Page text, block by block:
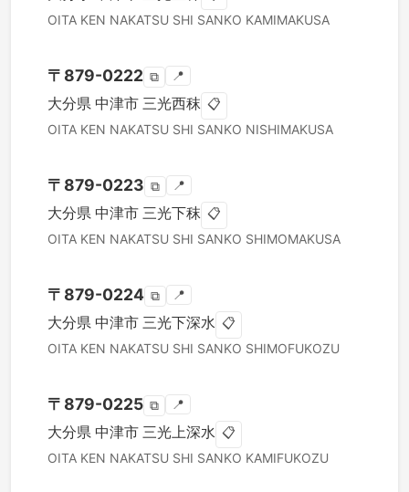
OITA KEN NAKATSU SHI SANKO KAMIMAKUSA
〒 879-0222 ⧉ 📍
大分県 中津市 三光西秣 📋
OITA KEN NAKATSU SHI SANKO NISHIMAKUSA
〒 879-0223 ⧉ 📍
大分県 中津市 三光下秣 📋
OITA KEN NAKATSU SHI SANKO SHIMOMAKUSA
〒 879-0224 ⧉ 📍
大分県 中津市 三光下深水 📋
OITA KEN NAKATSU SHI SANKO SHIMOFUKOZU
〒 879-0225 ⧉ 📍
大分県 中津市 三光上深水 📋
OITA KEN NAKATSU SHI SANKO KAMIFUKOZU